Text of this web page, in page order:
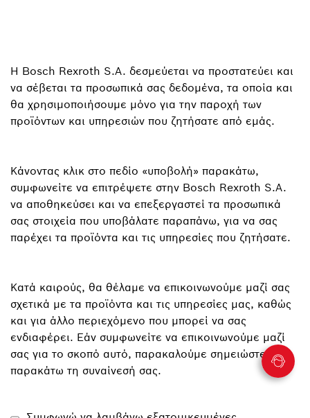
Η Bosch Rexroth S.A. δεσμεύεται να προστατεύει και
να σέβεται τα προσωπικά σας δεδομένα, τα οποία και
θα χρησιμοποιήσουμε μόνο για την παροχή των
προϊόντων και υπηρεσιών που ζητήσατε από εμάς.
Κάνοντας κλικ στο πεδίο «υποβολή» παρακάτω,
συμφωνείτε να επιτρέψετε στην Bosch Rexroth S.A.
να αποθηκεύσει και να επεξεργαστεί τα προσωπικά
σας στοιχεία που υποβάλατε παραπάνω, για να σας
παρέχει τα προϊόντα και τις υπηρεσίες που ζητήσατε.
Κατά καιρούς, θα θέλαμε να επικοινωνούμε μαζί σας
σχετικά με τα προϊόντα και τις υπηρεσίες μας, καθώς
και για άλλο περιεχόμενο που μπορεί να σας
ενδιαφέρει. Εάν συμφωνείτε να επικοινωνούμε μαζί
σας για το σκοπό αυτό, παρακαλούμε σημειώστε
παρακάτω τη συναίνεσή σας.